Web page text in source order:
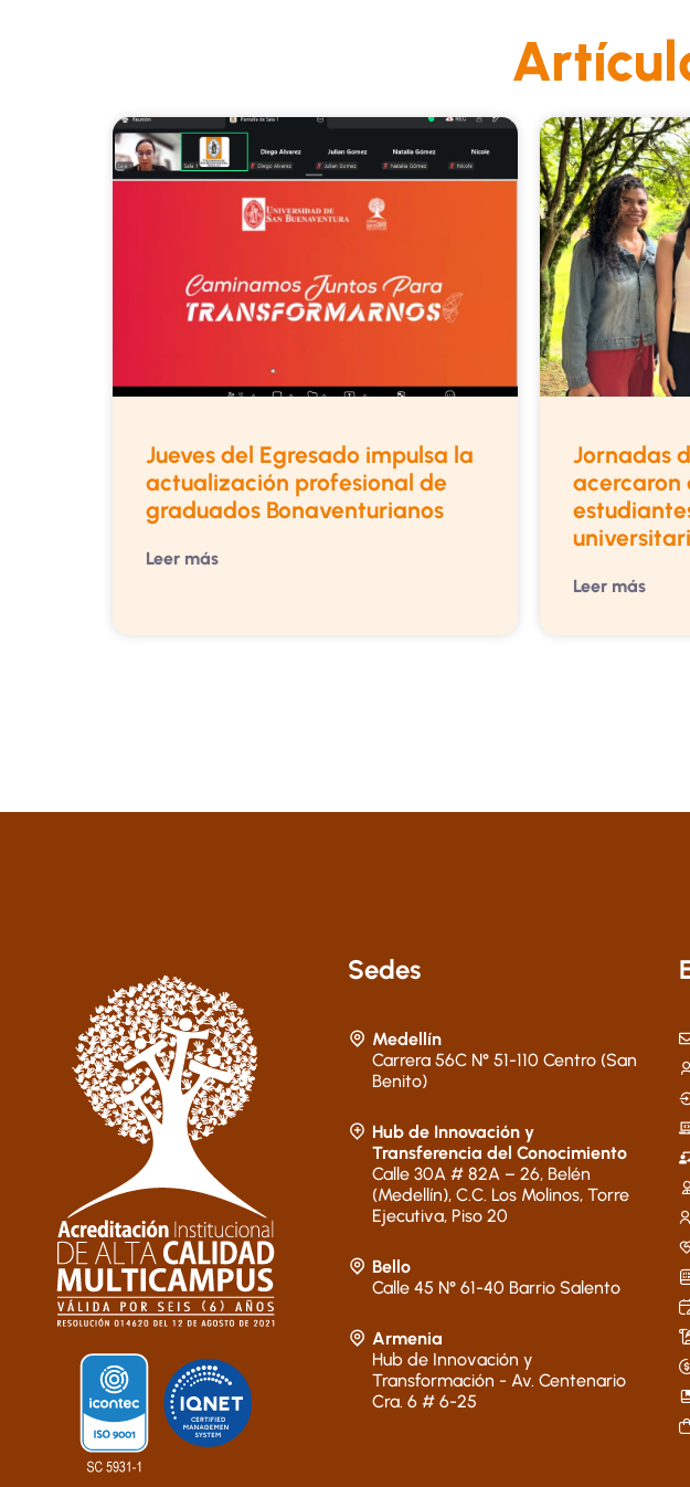
Jueves del Egresado impulsa la
actualización profesional de
graduados Bonaventurianos
Leer más
Jornadas
acercaron
Leer más
Sedes
Medellín
Carrera 56C N° 51-110 Centro (San
Benito)
Hub de Innovación y
Transferencia del Conocimiento
Calle 30A # 82A – 26, Belén
(Medellín), C.C. Los Molinos, Torre
Ejecutiva, Piso 20
Bello
Calle 45 N° 61-40 Barrio Salento
Armenia
Hub de Innovación y
Transformación - Av. Centenario
Cra. 6 # 6-25